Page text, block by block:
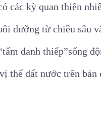
các kỳ quan thiên
dưỡng từ chiều sâu
danh thiếp”sống
thế đất nước trên bản